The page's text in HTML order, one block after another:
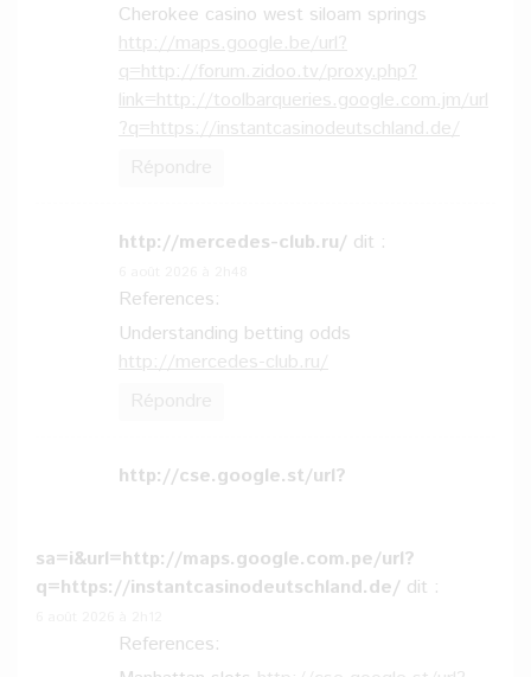
Cherokee casino west siloam springs
http://maps.google.be/url?
q=http://forum.zidoo.tv/proxy.php?
link=http://toolbarqueries.google.com.jm/url
?q=https://instantcasinodeutschland.de/
http://mercedes-club.ru/ dit :
References:
Understanding betting odds
http://mercedes-club.ru/
http://cse.google.st/url?
sa=i&url=http://maps.google.com.pe/url?
q=https://instantcasinodeutschland.de/ dit :
References: